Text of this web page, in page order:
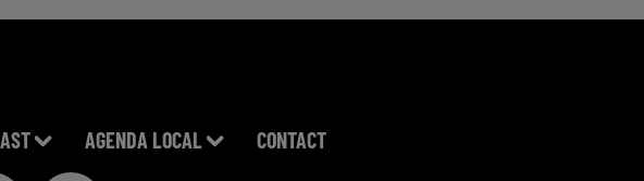
AGENDA LOCAL CONTACT